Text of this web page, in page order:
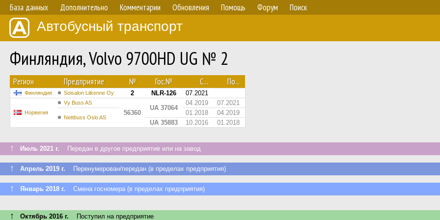
База данных Дополнительно Комментарии Обновления Помощь Форум Поиск
Автобусный транспорт
Финляндия, Volvo 9700HD UG № 2
Регион Предприятие № Гос.№ С... По...
Финляндия Soisalon Liikenne Oy 2 NLR-126 07.2021
Норвегия
Vy Buss AS
56360
UA 37064
04.2019 07.2021
Nettbuss Oslo AS
01.2018
04.2019
UA 35883
10.2016 01.2018
↑ Июль 2021 г. Передан в другое предприятие или на завод
↑ Апрель 2019 г. Перенумерован/передан (в пределах предприятия)
↑ Январь 2018 г. Смена госномера (в пределах предприятия)
↑ Октябрь 2016 г. Поступил на предприятие